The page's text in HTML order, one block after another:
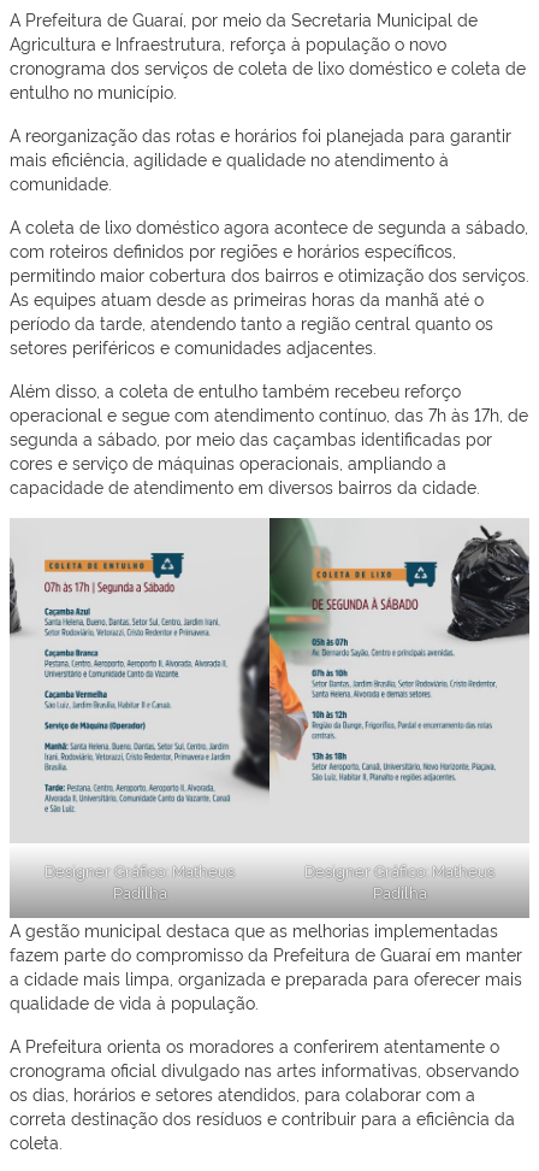
A Prefeitura de Guaraí, por meio da Secretaria Municipal de
Agricultura e Infraestrutura, reforça à população o novo
cronograma dos serviços de coleta de lixo doméstico e coleta de
entulho no município.
A reorganização das rotas e horários foi planejada para garantir
mais eficiência, agilidade e qualidade no atendimento à
comunidade.
A coleta de lixo doméstico agora acontece de segunda a sábado,
com roteiros definidos por regiões e horários específicos,
permitindo maior cobertura dos bairros e otimização dos serviços.
As equipes atuam desde as primeiras horas da manhã até o
período da tarde, atendendo tanto a região central quanto os
setores periféricos e comunidades adjacentes.
Além disso, a coleta de entulho também recebeu reforço
operacional e segue com atendimento contínuo, das 7h às 17h, de
segunda a sábado, por meio das caçambas identificadas por
cores e serviço de máquinas operacionais, ampliando a
capacidade de atendimento em diversos bairros da cidade.
Designer Gráfico: Matheus
Padilha
Designer Gráfico: Matheus
Padilha
A gestão municipal destaca que as melhorias implementadas
fazem parte do compromisso da Prefeitura de Guaraí em manter
a cidade mais limpa, organizada e preparada para oferecer mais
qualidade de vida à população.
A Prefeitura orienta os moradores a conferirem atentamente o
cronograma oficial divulgado nas artes informativas, observando
os dias, horários e setores atendidos, para colaborar com a
correta destinação dos resíduos e contribuir para a eficiência da
coleta.